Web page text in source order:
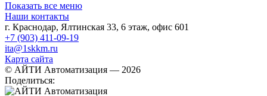
Показать все меню
Наши контакты
г. Краснодар, Ялтинская 33, 6 этаж, офис 601
+7 (903) 411-09-19
ita@1skkm.ru
Карта сайта
© АЙТИ Автоматизация — 2026
Поделиться: